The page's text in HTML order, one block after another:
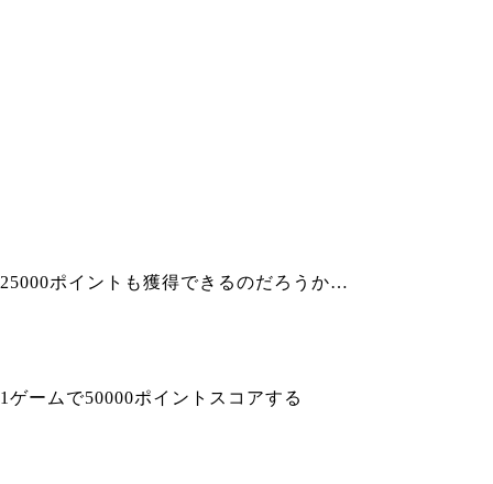
25000ポイントも獲得できるのだろうか…
1ゲームで50000ポイントスコアする